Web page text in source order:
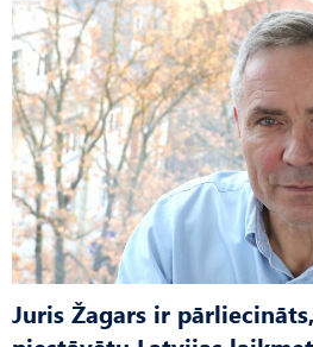
Juris Žagars ir